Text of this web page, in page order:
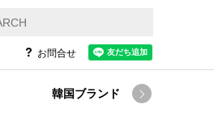
お問合せ
韓国ブランド 